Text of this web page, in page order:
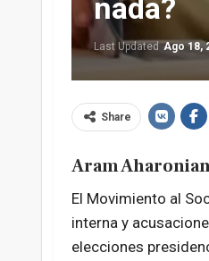
nada?
Last UpdatedAgo 18,
Share
Aram
El Movimiento al
interna y
elecciones